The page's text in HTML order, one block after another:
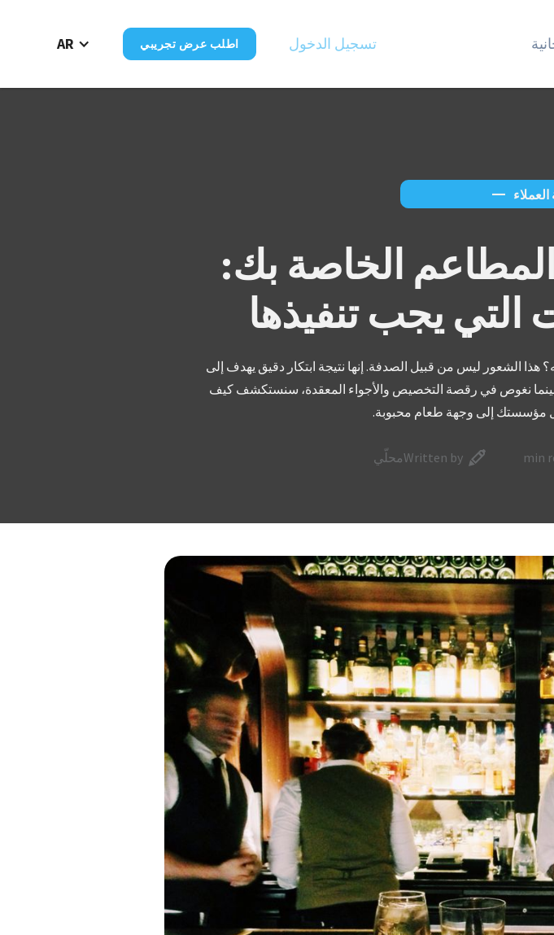
تسجيل الدخول اطلب عرض تجريبي AR
—
الخاصة بك:
التي يجب تنفيذها
الشعور ليس من قبيل الصدفة. إنها نتيجة ابتكار دقيق يهدف إلى
وبينما نغوص في رقصة التخصيص والأجواء المعقدة، سنستكشف كيف
مؤسستك إلى وجهة طعام محبوبة.
min
Written byمحلّي